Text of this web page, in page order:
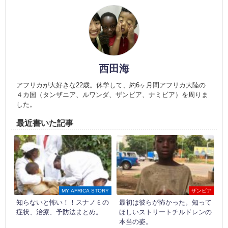
西田海
アフリカが大好きな22歳。休学して、約6ヶ月間アフリカ大陸の
４カ国（タンザニア、ルワンダ、ザンビア、ナミビア）を周りま
した。
最近書いた記事
MY AFRICA STORY
知らないと怖い！！スナノミの
症状、治療、予防法まとめ。
ザンビア
最初は彼らが怖かった。知って
ほしいストリートチルドレンの
本当の姿。